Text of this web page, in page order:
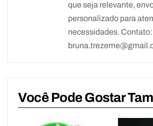
que seja relevante,
personalizado para
necessidades. Contato:
Você Pode Gostar